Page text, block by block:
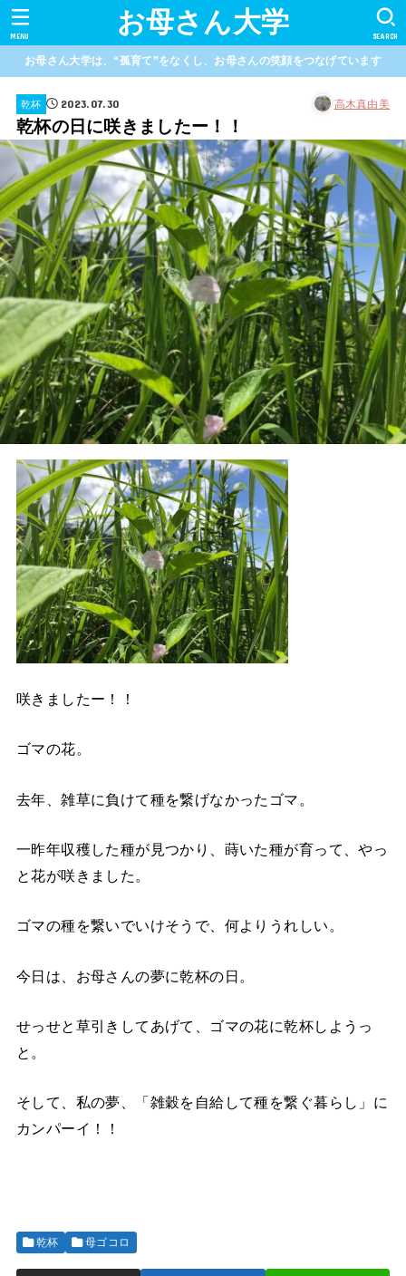
お母さん大学 SEARCH
MENU
お母さん大学は、“孤育て”をなくし、お母さんの笑顔をつなげています
乾杯 2023.07.30 高木真由美
乾杯の日に咲きましたー！！
咲きましたー！！
ゴマの花。
去年、雑草に負けて種を繋げなかったゴマ。
一昨年収穫した種が見つかり、蒔いた種が育って、やっ
と花が咲きました。
ゴマの種を繋いでいけそうで、何よりうれしい。
今日は、お母さんの夢に乾杯の日。
せっせと草引きしてあげて、ゴマの花に乾杯しようっ
と。
そして、私の夢、「雑穀を自給して種を繋ぐ暮らし」に
カンパーイ！！
乾杯 母ゴコロ